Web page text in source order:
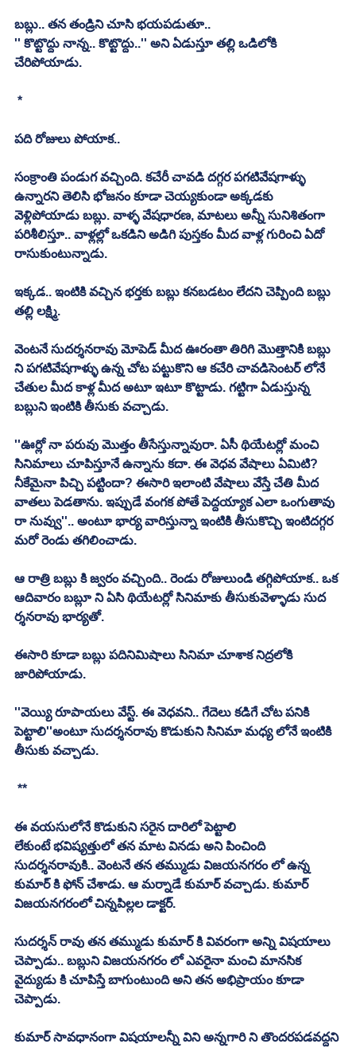
బబ్లు.. తన తండ్రిని చూసి భయపడుతూ..
'' కొట్టొద్దు నాన్న.. కొట్టొద్దు..'' అని ఏడుస్తూ తల్లి ఒడిలోకి
చేరిపోయాడు.
*
పది రోజులు పోయాక..
సంక్రాంతి పండుగ వచ్చింది. కచేరీ చావడి దగ్గర పగటివేషగాళ్ళు
ఉన్నారని తెలిసి భోజనం కూడా చెయ్యకుండా అక్కడకు
వెళ్లిపోయాడు బబ్లు. వాళ్ళ వేషధారణ, మాటలు అన్నీ సునిశితంగా
పరిశీలిస్తూ.. వాళ్లల్లో ఒకడిని అడిగి పుస్తకం మీద వాళ్ల గురించి ఏదో
రాసుకుంటున్నాడు.
ఇక్కడ.. ఇంటికి వచ్చిన భర్తకు బబ్లు కనబడటం లేదని చెప్పింది బబ్లు
తల్లి లక్ష్మి.
వెంటనే సుదర్శనరావు మోపెడ్ మీద ఊరంతా తిరిగి మొత్తానికి బబ్లు
ని పగటివేషగాళ్ళు ఉన్న చోట పట్టుకొని ఆ కచేరి చావడిసెంటర్ లోనే
చేతుల మీద కాళ్ల మీద అటూ ఇటూ కొట్టాడు. గట్టిగా ఏడుస్తున్న
బబ్లుని ఇంటికి తీసుకు వచ్చాడు.
''ఊర్లో నా పరువు మొత్తం తీసేస్తున్నావురా. ఏసీ థియేటర్లో మంచి
సినిమాలు చూపిస్తూనే ఉన్నాను కదా. ఈ వెధవ వేషాలు ఏమిటి?
నీకేమైనా పిచ్చి పట్టిందా? ఈసారి ఇలాంటి వేషాలు వేస్తే చేతి మీద
వాతలు పెడతాను. ఇప్పుడే వంగక పోతే పెద్దయ్యాక ఎలా ఒంగుతావు
రా నువ్వు''.. అంటూ భార్య వారిస్తున్నా ఇంటికి తీసుకొచ్చి ఇంటిదగ్గర
మరో రెండు తగిలించాడు.
ఆ రాత్రి బబ్లు కి జ్వరం వచ్చింది.. రెండు రోజులుండి తగ్గిపోయాక.. ఒక
ఆదివారం బబ్లూ ని ఏసి థియేటర్లో సినిమాకు తీసుకువెళ్ళాడు సుద
ర్శనరావు భార్యతో.
ఈసారి కూడా బబ్లు పదినిమిషాలు సినిమా చూశాక నిద్రలోకి
జారిపోయాడు.
''వెయ్యి రూపాయలు వేస్ట్. ఈ వెధవని.. గేదెలు కడిగే చోట పనికి
పెట్టాలి''అంటూ సుదర్శనరావు కొడుకుని సినిమా మధ్య లోనే ఇంటికి
తీసుకు వచ్చాడు.
**
ఈ వయసులోనే కొడుకుని సరైన దారిలో పెట్టాలి
లేకుంటే భవిష్యత్తులో తన మాట వినడు అని పించింది
సుదర్శనరావుకి.. వెంటనే తన తమ్ముడు విజయనగరం లో ఉన్న
కుమార్ కి ఫోన్ చేశాడు. ఆ మర్నాడే కుమార్ వచ్చాడు. కుమార్
విజయనగరంలో చిన్నపిల్లల డాక్టర్.
సుదర్శన్ రావు తన తమ్ముడు కుమార్ కి వివరంగా అన్ని విషయాలు
చెప్పాడు.. బబ్లుని విజయనగరం లో ఎవరైనా మంచి మానసిక
వైద్యుడు కి చూపిస్తే బాగుంటుంది అని తన అభిప్రాయం కూడా
చెప్పాడు.
కుమార్ సావధానంగా విషయాలన్నీ విని అన్నగారి ని తొందరపడవద్దని